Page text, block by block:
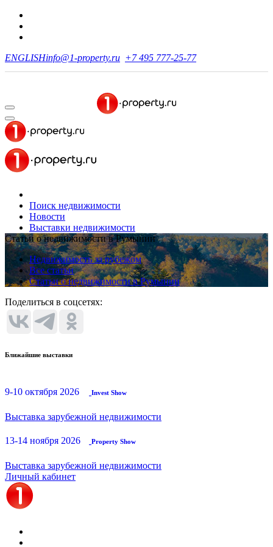
ENGLISHinfo@1-property.ru +7 495 777-25-77
Поиск недвижимости
Новости
Выставки недвижимости
Статьи о недвижимости в Румынии
Недвижимость за рубежом
Все статьи
Статьи о недвижимости в Румынии
Поделиться в соцсетях:
Ближайшие выставки
9-10 октября 2026 Invest Show
Выставка зарубежной недвижимости
13-14 ноября 2026 Property Show
Выставка зарубежной недвижимости
Личный кабинет